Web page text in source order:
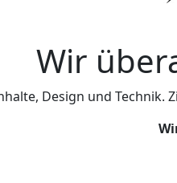
Wir
Design und Technik.